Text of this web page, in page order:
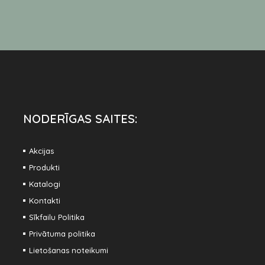
NODERĪGAS SAITES:
Akcijas
Produkti
Katalogi
Kontakti
Sīkfailu Politika
Privātuma politika
Lietošanas noteikumi